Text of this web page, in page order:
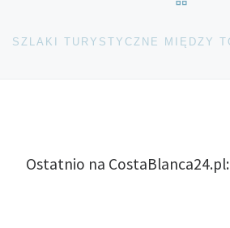
Ostatnio na CostaBlanca24.pl: